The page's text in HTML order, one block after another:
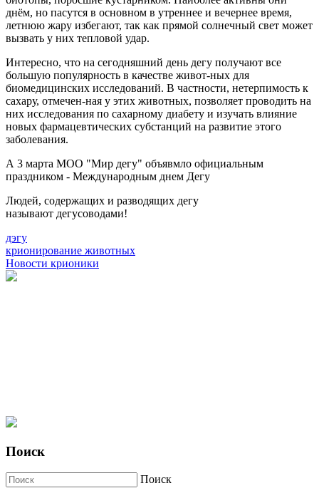
днём, но пасутся в основном в утреннее и вечернее время,
летнюю жару избегают, так как прямой солнечный свет может
вызвать у них тепловой удар.
Интересно, что на сегодняшний день дегу получают все
большую популярность в качестве живот-ных для
биомедицинских исследований. В частности, нетерпимость к
сахару, отмечен-ная у этих животных, позволяет проводить на
них исследования по сахарному диабету и изучать влияние
новых фармацевтических субстанций на развитие этого
заболевания.
А 3 марта МОО "Мир дегу" объявмло официальным
праздником - Международным днем Дегу
Людей, содержащих и разводящих дегу
называют дегусоводами!
дэгу
крионирование животных
Новости крионики
Поиск
Поиск